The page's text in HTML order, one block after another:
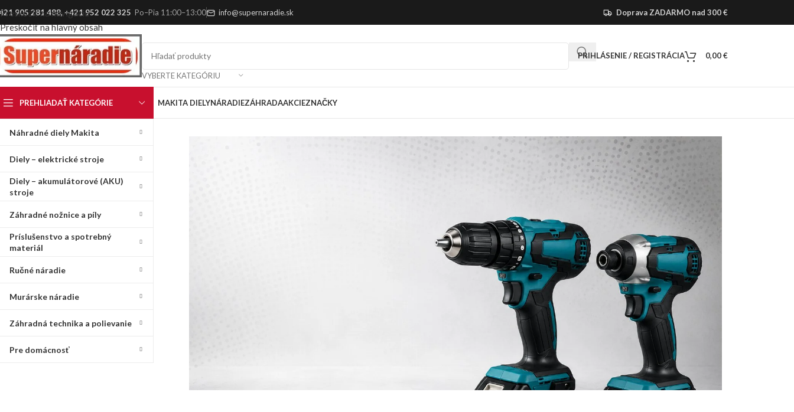
Preskočiť na navigáciu
Preskočiť na hlavný obsah
905 281 488,+421 952 022 325 Po–Pia 11:00–13:00 info@supernaradie.sk Doprava ZADARMO nad 300 €
VYBERTE KATEGÓRIU
PRIHLÁSENIE / REGISTRÁCIA 0,00€
PREHLIADAŤ KATEGÓRIE
Náhradné diely Makita
Diely – elektrické stroje
Diely – akumulátorové (AKU)
stroje
Záhradné nožnice a píly
Príslušenstvo a spotrebný
materiál
Ručné náradie
Murárske náradie
Záhradná technika a polievanie
Pre domácnosť
MAKITA DIELYNÁRADIEZÁHRADAAKCIEZNAČKY